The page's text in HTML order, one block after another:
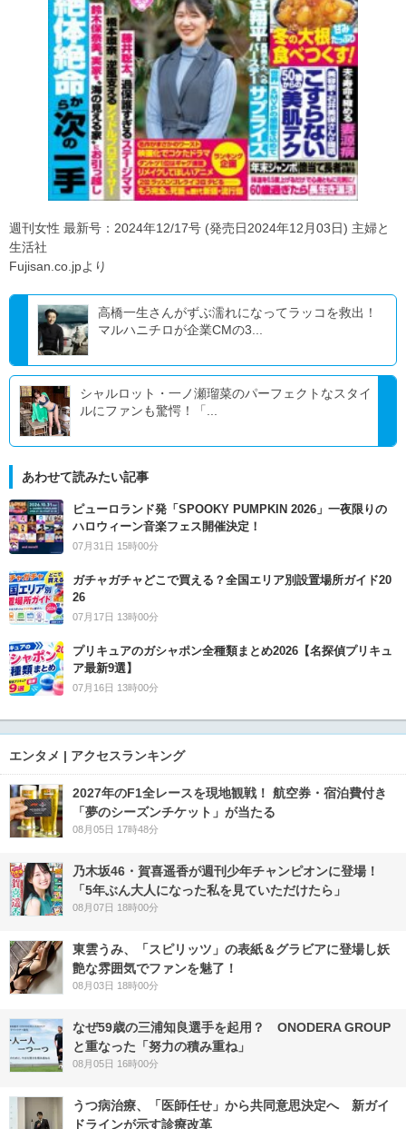
週刊女性 最新号：2024年12/17号 (発売日2024年12月03日) 主婦と
生活社
Fujisan.co.jpより
高橋一生さんがずぶ濡れになってラッコを救出！
マルハニチロが企業CMの3...
シャルロット・一ノ瀬瑠菜のパーフェクトなスタイ
ルにファンも驚愕！「...
あわせて読みたい記事
ピューロランド発「SPOOKY PUMPKIN 2026」一夜限りの
ハロウィーン音楽フェス開催決定！
07月31日 15時00分
ガチャガチャどこで買える？全国エリア別設置場所ガイド20
26
07月17日 13時00分
プリキュアのガシャポン全種類まとめ2026【名探偵プリキュ
ア最新9選】
07月16日 13時00分
エンタメ | アクセスランキング
2027年のF1全レースを現地観戦！ 航空券・宿泊費付き
「夢のシーズンチケット」が当たる
08月05日 17時48分
乃木坂46・賀喜遥香が週刊少年チャンピオンに登場！
「5年ぶん大人になった私を見ていただけたら」
08月07日 18時00分
東雲うみ、「スピリッツ」の表紙＆グラビアに登場し妖
艶な雰囲気でファンを魅了！
08月03日 18時00分
なぜ59歳の三浦知良選手を起用？ ONODERA GROUP
と重なった「努力の積み重ね」
08月05日 16時00分
うつ病治療、「医師任せ」から共同意思決定へ 新ガイ
ドラインが示す診療改革